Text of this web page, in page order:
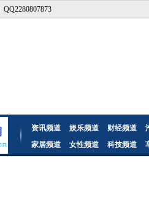
QQ2280807873
资讯频道 娱乐频道 财经频道
家居频道
女性频道 科技频道